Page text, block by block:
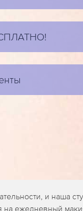
и наша
на ежедневный